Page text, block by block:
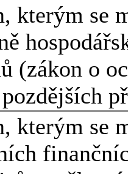
kterým se
(zákon o
kterým se